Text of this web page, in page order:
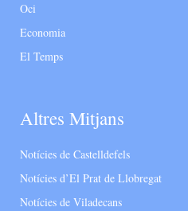
Oci
Economia
El Temps
Altres Mitjans
Notícies de Castelldefels
Notícies d’El Prat de Llobregat
Notícies de Viladecans